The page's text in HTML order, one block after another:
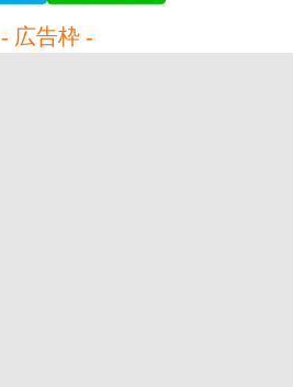
- 広告枠 -